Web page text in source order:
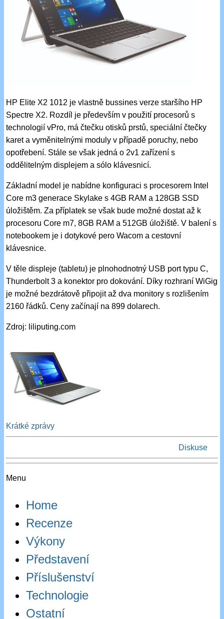
HP Elite X2 1012 je vlastně bussines verze staršího HP
Spectre X2. Rozdíl je především v použití procesorů s
technologií vPro, má čtečku otisků prstů, speciální čtečky
karet a vyměnitelnými moduly v případě poruchy, nebo
opotřebení. Stále se však jedná o 2v1 zařízení s
oddělitelným displejem a sólo klávesnicí.
Základní model je nabídne konfiguraci s procesorem Intel
Core m3 generace Skylake s 4GB RAM a 128GB SSD
úložištěm. Za příplatek se však bude možné dostat až k
procesoru Core m7, 8GB RAM a 512GB úložiště. V balení s
notebookem je i dotykové pero Wacom a cestovní
klávesnice.
V těle displeje (tabletu) je plnohodnotný USB port typu C,
Thunderbolt 3 a konektor pro dokování. Díky rozhraní WiGig
je možné bezdrátově připojit až dva monitory s rozlišením
2160 řádků. Ceny začínají na 899 dolarech.
Zdroj: liliputing.com
Krátké zprávy
Diskuse
Menu
Home
Recenze
Výkony
Představení
Příslušenství
Technologie
Ostatní